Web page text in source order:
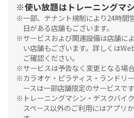
使い放題はトレーニングマ
一部、テナント規制により24時間
日がある店舗もございます。
サービスおよび関連設備は店舗に
い店舗もございます。詳しくは
ご確認ください。
サービスは予告なく変更となる場
カラオケ・ピラティス・ランドリ
ースは一部店舗限定のサービスです
トレーニングマシン・デスクバイ
スペース以外のご利用にはアプリ